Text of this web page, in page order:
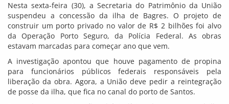
Nesta sexta-feira (30), a Secretaria do Patrimônio da União
suspendeu a concessão da ilha de Bagres. O projeto de
construir um porto privado no valor de R$ 2 bilhões foi alvo
da Operação Porto Seguro, da Polícia Federal. As obras
estavam marcadas para começar ano que vem.
A investigação apontou que houve pagamento de propina
para funcionários públicos federais responsáveis pela
liberação da obra. Agora, a União deve pedir a reintegração
de posse da ilha, que fica no canal do porto de Santos.